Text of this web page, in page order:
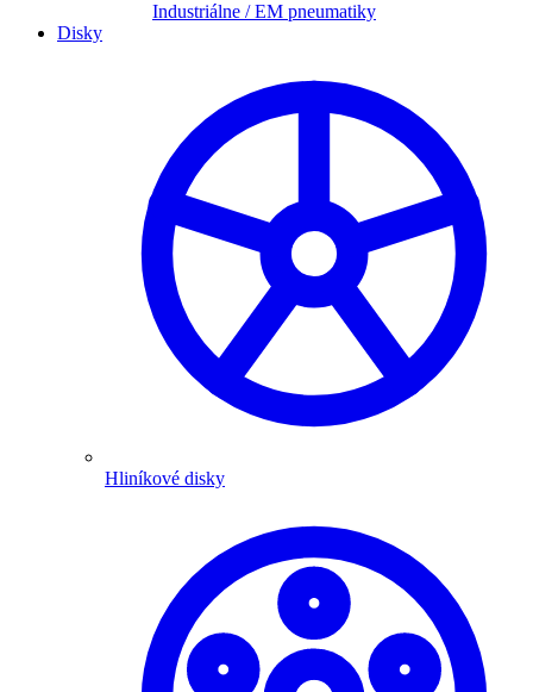
Industriálne / EM pneumatiky
Disky
Hliníkové disky